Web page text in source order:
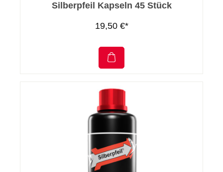
Silberpfeil Kapseln 45 Stück
19,50 €*